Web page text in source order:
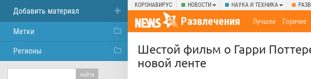
КОРОНАВИРУС НОВОСТИ НАУКА И ТЕХНИКА
Развлечения Лучшее Горячее
Шестой фильм о Гарри
новой ленте
Добавить материал
Метки
Регионы